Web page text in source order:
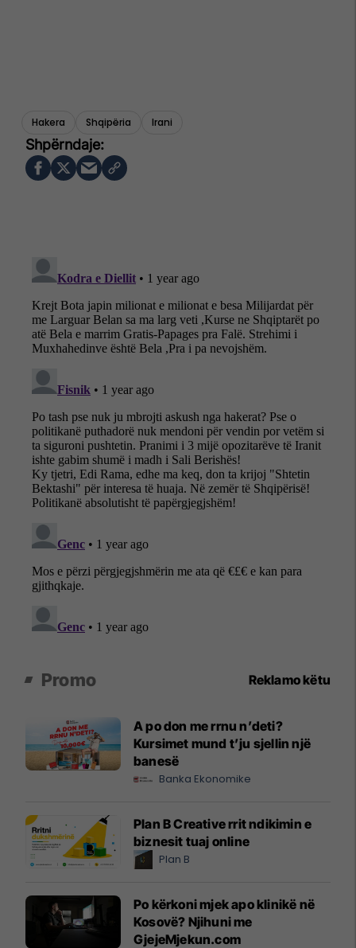
Hakera Shqipëria Irani
Promo Reklamo këtu
A po don me rrnu n’deti?
Kursimet mund t’ju sjellin një
banesë
Banka Ekonomike
Plan B Creative rrit ndikimin e
biznesit tuaj online
Plan B
Po kërkoni mjek apo klinikë në
Kosovë? Njihuni me
GjejeMjekun.com